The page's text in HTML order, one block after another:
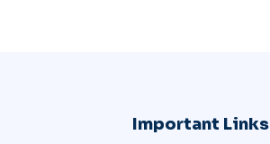
Important Links